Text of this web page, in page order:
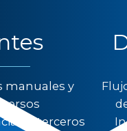
manuales y
de terceros